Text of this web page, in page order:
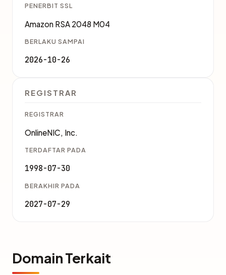
PENERBIT SSL
Amazon RSA 2048 M04
BERLAKU SAMPAI
2026-10-26
REGISTRAR
REGISTRAR
OnlineNIC, Inc.
TERDAFTAR PADA
1998-07-30
BERAKHIR PADA
2027-07-29
Domain Terkait